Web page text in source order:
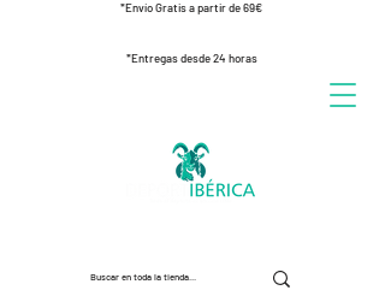
*Envío Gratis a partir de 69€
*Entregas desde 24 horas